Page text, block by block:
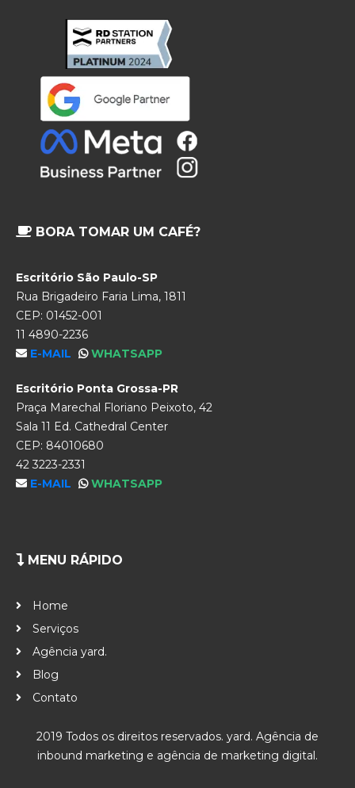
BORA TOMAR UM CAFÉ?
Escritório São Paulo-SP
Rua Brigadeiro Faria Lima, 1811
CEP: 01452-001
11 4890-2236
E-MAIL
WHATSAPP
Escritório Ponta Grossa-PR
Praça Marechal Floriano Peixoto, 42
Sala 11 Ed. Cathedral Center
CEP: 84010680
42 3223-2331
E-MAIL
WHATSAPP
MENU RÁPIDO
Home
Serviços
Agência yard.
Blog
Contato
2019 Todos os direitos reservados. yard. Agência de
inbound marketing e agência de marketing digital.